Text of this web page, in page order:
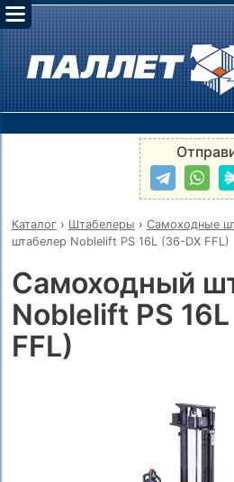
Каталог› Штабелеры › Самоходные
штабелер Noblelift PS 16L (36-DX FFL)
Самоходный
Noblelift PS
FFL)